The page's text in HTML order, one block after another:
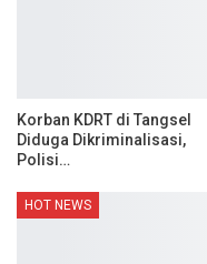
Korban KDRT di Tangsel
Diduga Dikriminalisasi,
Polisi…
HOT NEWS